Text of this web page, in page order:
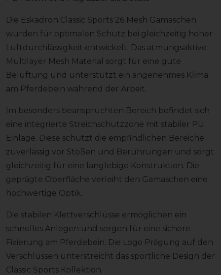
Die Eskadron Classic Sports 26 Mesh Gamaschen
wurden für optimalen Schutz bei gleichzeitig hoher
Luftdurchlässigkeit entwickelt. Das atmungsaktive
Multilayer Mesh Material sorgt für eine gute
Belüftung und unterstützt ein angenehmes Klima
am Pferdebein während der Arbeit.
Im besonders beanspruchten Bereich befindet sich
eine integrierte Streichschutzzone mit stabiler PU
Einlage. Diese schützt die empfindlichen Bereiche
zuverlässig vor Stößen und Berührungen und sorgt
gleichzeitig für eine langlebige Konstruktion. Die
geprägte Oberfläche verleiht den Gamaschen eine
hochwertige Optik.
Die stabilen Klettverschlüsse ermöglichen ein
schnelles Anlegen und sorgen für eine sichere
Fixierung am Pferdebein. Die Logo Prägung auf den
Verschlüssen unterstreicht das sportliche Design der
Classic Sports Kollektion.